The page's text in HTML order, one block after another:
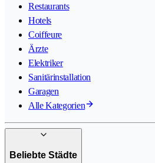
Restaurants
Hotels
Coiffeure
Ärzte
Elektriker
Sanitärinstallation
Garagen
Alle Kategorien
Beliebte Städte